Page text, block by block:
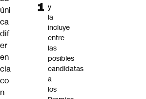
úni
ca
dif
er
en
cia
co
n
y
la
incluye
entre
las
posibles
candidatas
a
los